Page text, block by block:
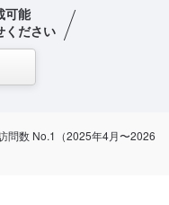
可能
ください
問数 No.1（2025年4月〜2026